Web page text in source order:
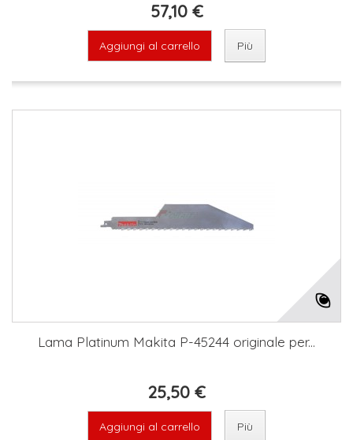
57,10 €
Aggiungi al carrello Più
Lama Platinum Makita P-45244 originale per...
25,50 €
Aggiungi al carrello Più